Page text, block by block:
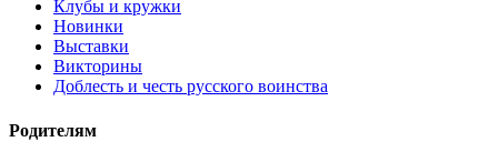
Клубы и кружки
Новинки
Выставки
Викторины
Доблесть и честь русского воинства
Родителям